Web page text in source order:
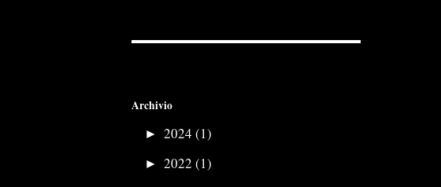
Archivio
► 2024 (1)
► 2022 (1)